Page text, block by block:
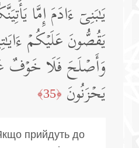
یَـٰبَنِیۤ ءَادَمَ إِمَّا
یَقُصُّونَ عَلَیۡكُمۡ
وَأَصۡلَحَ فَلَا خَوۡفٌ
یَحۡزَنُونَ ﴿35﴾
прийдуть до